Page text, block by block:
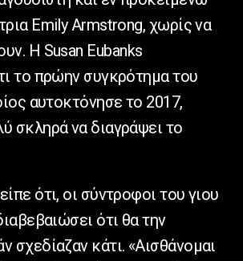
Emily Armstrong, χωρίς να
Η Susan Eubanks
το πρώην συγκρότημα του
αυτοκτόνησε το 2017,
σκληρά να διαγράψει το
ότι, οι σύντροφοι του γιου
ότι θα την
σχεδίαζαν κάτι. «Αισθάνομαι